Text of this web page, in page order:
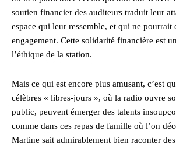
soutien financier des auditeurs traduit leur
espace qui leur ressemble, et qui ne pourrait
engagement. Cette solidarité financière est
l’éthique de la station.
Mais ce qui est encore plus amusant, c’est
célèbres « libres-jours », où la radio ouvre
public, peuvent émerger des talents
comme dans ces repas de famille où l’on
Martine sait admirablement bien raconter